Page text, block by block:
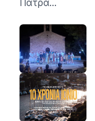
Πάτρα…